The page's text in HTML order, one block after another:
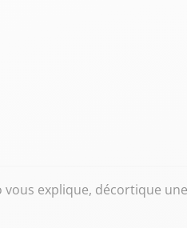
vous explique, décortique